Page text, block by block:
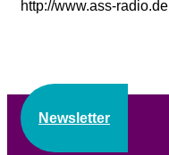
http://www.ass-radio.de
Newsletter